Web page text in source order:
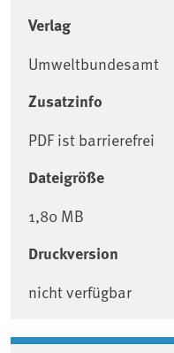
Verlag
Umweltbundesamt
Zusatzinfo
PDF ist barrierefrei
Dateigröße
1,80 MB
Druckversion
nicht verfügbar